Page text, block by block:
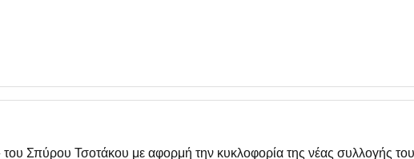
Σπύρου Τσοτάκου με αφορμή την κυκλοφορία της νέας συλλογής